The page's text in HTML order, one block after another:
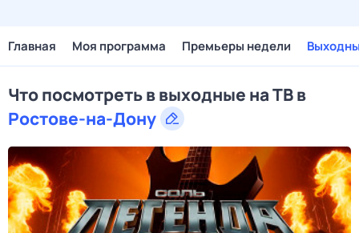
Главная Моя программа Премьеры недели
Что посмотреть в выходные на ТВ в
Ростове-на-Дону